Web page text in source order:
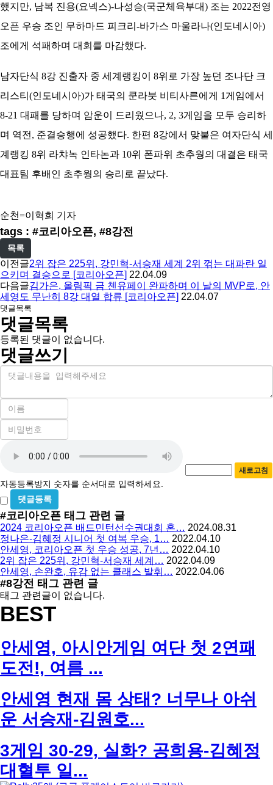
했지만, 남복 진용(요넥스)-나성승(국군체육부대) 조는 2022전영
오픈 우승 조인 무하마드 피크리-바가스 마울라나(인도네시아)
조에게 석패하며 대회를 마감했다.
남자단식 8강 진출자 중 세계랭킹이 8위로 가장 높던 조나단 크
리스티(인도네시아)가 태국의 쿤라붓 비티사른에게 1게임에서
8-21 대패를 당하며 암운이 드리웠으나, 2, 3게임을 모두 승리하
며 역전, 준결승행에 성공했다. 한편 8강에서 맞붙은 여자단식 세
계랭킹 8위 라챠녹 인타논과 10위 폰파위 초추웡의 대결은 태국
대표팀 후배인 초추웡의 승리로 끝났다.
순천=이혁희 기자
tags : #코리아오픈, #8강전
목록
이전글2위 잡은 225위, 강민혁-서승재 세계 2위 꺾는 대파란 일
으키며 결승으로 [코리아오픈] 22.04.09
다음글김가은, 올림픽 금 첸유페이 완파하며 이 날의 MVP로, 안
세영도 무난히 8강 대열 합류 [코리아오픈] 22.04.07
댓글목록
댓글목록
등록된 댓글이 없습니다.
댓글쓰기
내
이
필
수
비
밀
수
록
방
지
새로고침
자동등록방지 숫자를 순서대로 입력하세요.
비
밀
글
사
용
#코리아오픈 태그 관련 글
2024 코리아오픈 배드민턴선수권대회 혼… 2024.08.31
정나은-김혜정 시니어 첫 여복 우승, 1… 2022.04.10
안세영, 코리아오픈 첫 우승 성공, 7년… 2022.04.10
2위 잡은 225위, 강민혁-서승재 세계… 2022.04.09
안세영, 손완호, 유감 없는 클래스 발휘… 2022.04.06
#8강전 태그 관련 글
태그 관련글이 없습니다.
BEST
안세영, 아시안게임 여단 첫 2연패
도전!, 여름 ...
안세영 현재 몸 상태? 너무나 아쉬
운 서승재-김원호...
3게임 30-29, 실화? 공희용-김혜정
대혈투 일...